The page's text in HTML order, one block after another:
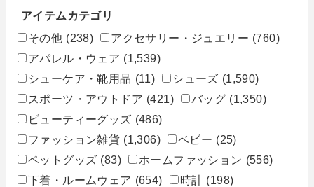
アイテムカテゴリ
その他 (238) アクセサリー・ジュエリー (760)
アパレル・ウェア (1,539)
シューケア・靴用品 (11) シューズ (1,590)
スポーツ・アウトドア (421) バッグ (1,350)
ビューティーグッズ (486)
ファッション雑貨 (1,306) ベビー (25)
ペットグッズ (83) ホームファッション (556)
下着・ルームウェア (654) 時計 (198)